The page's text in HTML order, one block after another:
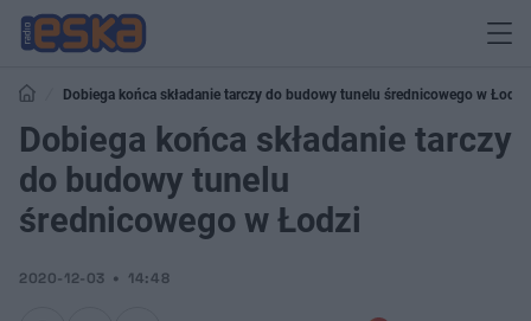
Dobiega końca składanie tarczy do budowy tunelu średnicowego w Łodzi
Dobiega końca składanie tarczy
do budowy tunelu
średnicowego w Łodzi
2020-12-03 14:48